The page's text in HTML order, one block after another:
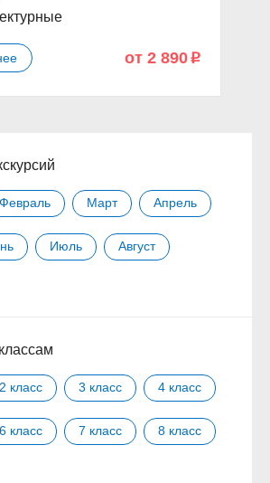
от 2 890 p
Февраль Март Апрель
Июль Август
2 класс 3 класс 4 класс
6 класс 7 класс 8 класс